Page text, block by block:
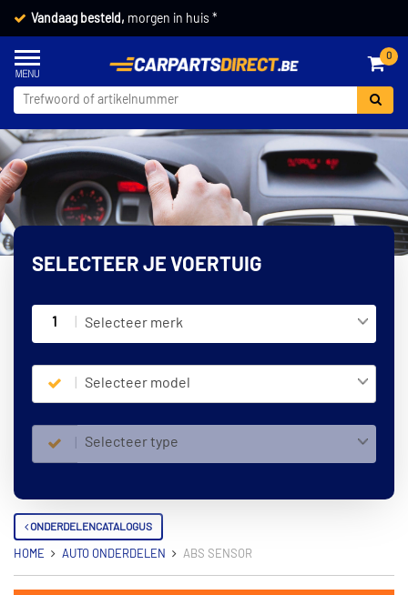
Vandaag besteld, morgen in huis *
0
SELECTEER JE VOERTUIG
1 Selecteer merk
Selecteer model
Selecteer type
ONDERDELENCATALOGUS
HOME AUTO ONDERDELEN ABS SENSOR